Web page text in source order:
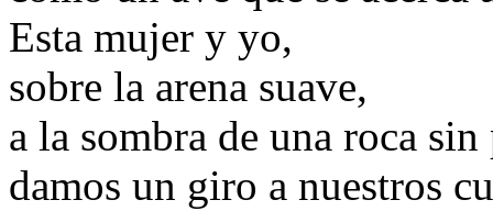
Esta mujer y yo,
sobre la arena suave,
a la sombra de una roca sin
damos un giro a nuestros